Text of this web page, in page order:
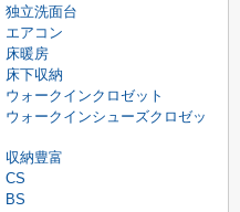
独立洗面台
エアコン
床暖房
床下収納
ウォークインクロゼット
ウォークインシューズクロゼッ
収納豊富
CS
BS